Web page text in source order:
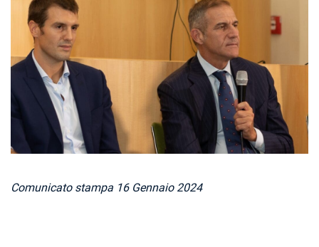
Comunicato stampa 16 Gennaio 2024